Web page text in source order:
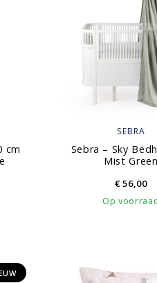
cm
SEBRA
Sebra – Sky
Mist Green
€56,00
Op